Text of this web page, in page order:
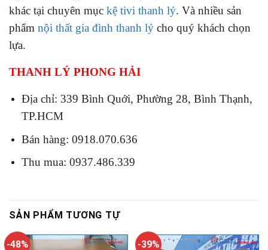
khác tại chuyên mục kệ tivi thanh lý. Và nhiều sản
phẩm nội thất gia đình thanh lý cho quý khách chọn
lựa.
THANH LÝ PHONG HẢI
Địa chỉ: 339 Bình Quới, Phường 28, Bình Thạnh,
TP.HCM
Bán hàng: 0918.070.636
Thu mua: 0937.486.339
SẢN PHẨM TƯƠNG TỰ
-48% -39%